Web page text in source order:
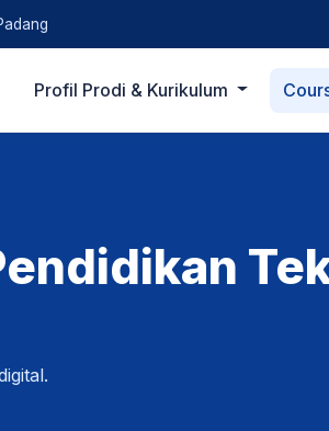
Profil Prodi & Kurikulum